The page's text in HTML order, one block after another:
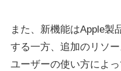
また、新機能はApple製
する一方、追加のリソ
ユーザーの使い方によ